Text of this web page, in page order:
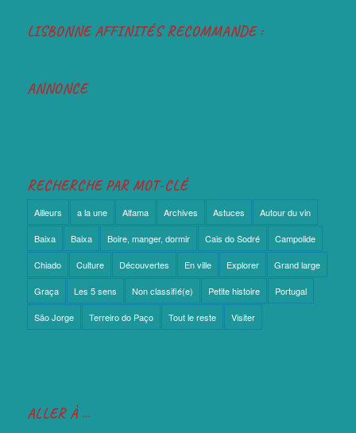
LISBONNE AFFINITÉS RECOMMANDE :
ANNONCE
RECHERCHE PAR MOT-CLÉ
Ailleurs a la une Alfama Archives Astuces Autour du vin
Baixa Baixa Boire, manger, dormir Cais do Sodré Campolide
Chiado Culture Découvertes En ville Explorer Grand large
Graça Les 5 sens Non classifié(e) Petite histoire Portugal
São Jorge Terreiro do Paço Tout le reste Visiter
ALLER À …